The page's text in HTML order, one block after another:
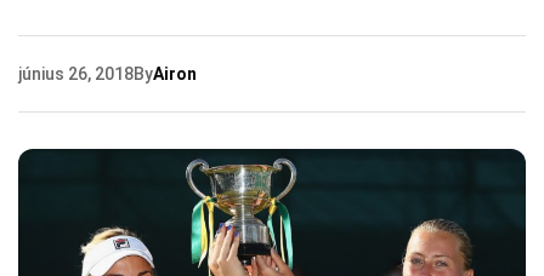
június 26, 2018ByAiron